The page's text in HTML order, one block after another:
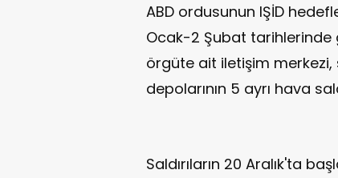
ABD ordusunun IŞİD
Ocak-2 Şubat tarihlerinde
örgüte ait iletişim merkezi,
depolarının 5 ayrı hava
Saldırıların 20 Aralık'ta